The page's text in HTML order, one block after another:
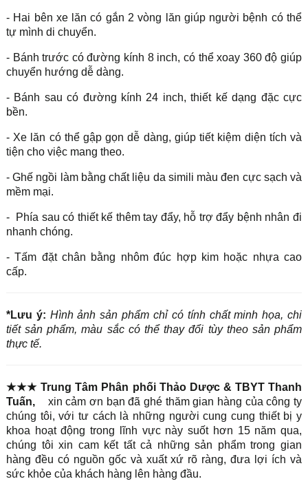
- Hai bên xe lăn có gắn 2 vòng lăn giúp người bệnh có thể
tự mình di chuyển.
- Bánh trước có đường kính 8 inch, có thể xoay 360 độ giúp
chuyển hướng dễ dàng.
- Bánh sau có đường kính 24 inch, thiết kế dạng đặc cực
bền.
- Xe lăn có thể gập gọn dễ dàng, giúp tiết kiệm diện tích và
tiện cho việc mang theo.
- Ghế ngồi làm bằng chất liệu da simili màu đen cực sạch và
mềm mại.
- Phía sau có thiết kế thêm tay đẩy, hỗ trợ đẩy bệnh nhân đi
nhanh chóng.
- Tấm đặt chân bằng nhôm đúc hợp kim hoặc nhựa cao
cấp.
*Lưu ý: Hình ảnh sản phẩm chỉ có tính chất minh họa, chi
tiết sản phẩm, màu sắc có thể thay đổi tùy theo sản phẩm
thực tế.
★★★Trung Tâm Phân phối Thảo Dược & TBYT Thanh
Tuấn,
xin cảm ơn bạn đã ghé thăm gian hàng của công ty
chúng tôi, với tư cách là những người cung cung thiết bị y
khoa hoạt động trong lĩnh vực này suốt hơn 15 năm qua,
chúng tôi xin cam kết tất cả những sản phẩm trong gian
hàng đều có nguồn gốc và xuất xứ rõ ràng, đưa lợi ích và
sức khỏe của khách hàng lên hàng đầu.